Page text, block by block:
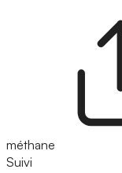
méthane
Suivi